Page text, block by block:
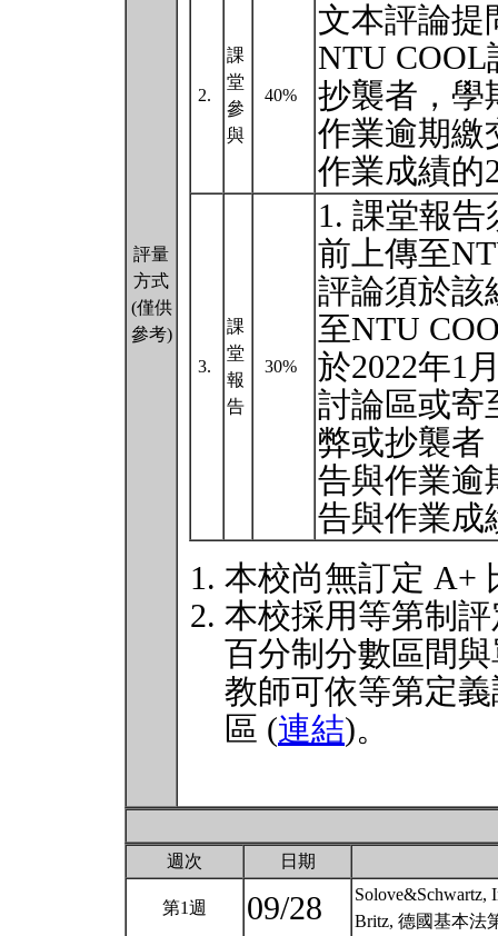
評量
方式
(僅供
參考)
2.
課
堂
參
與
40%
文本評論提
NTU
抄襲者，
作業逾期繳
作業成績的
3.
課
堂
報
告
30%
1. 課堂報告
前上傳至
評論須於該
至NTU
於2022年1
討論區或
弊或抄襲
告與作業逾
告與作業成
本校尚無訂定 A+
本校採用等第制
百分制分數區間
教師可依等第定
區 (連結)。
週次 日期
第1週 09/28
Solove&Schwartz,
Britz, 德國基本法